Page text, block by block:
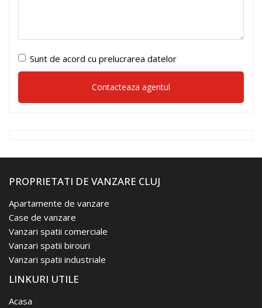
Sunt de acord cu prelucrarea datelor
PROPRIETATI DE VANZARE CLUJ
Apartamente de vanzare
Case de vanzare
Vanzari spatii comerciale
Vanzari spatii birouri
Vanzari spatii industriale
LINKURI UTILE
Acasa